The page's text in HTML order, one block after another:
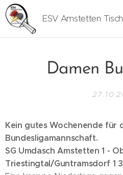
ESV Amstetten
Damen
Kein gutes Wochenende für
Bundesligamannschaft.
SG Umdasch Amstetten 1 -
Triestingtal/Guntramsdorf 1